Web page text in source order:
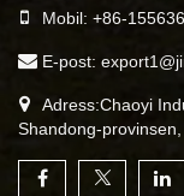
Mobil: +86-
E-post:
Adress:Chaoyi
Shandong-provinsen,